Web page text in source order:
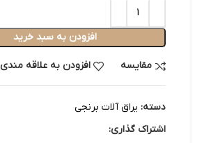
افزودن به سبد خرید
مقایسه افزودن به علاقه مندی
دسته: یراق آلات برنجی
اشتراک گذاری: